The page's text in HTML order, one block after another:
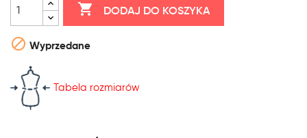
 DODAJ DO KOSZYKA
 Wyprzedane
Tabela rozmiarów